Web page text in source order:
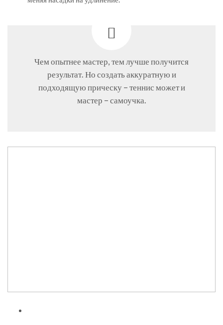
Чем опытнее мастер, тем лучше получится
результат. Но создать аккуратную и
подходящую прическу – теннис может и
мастер – самоучка.